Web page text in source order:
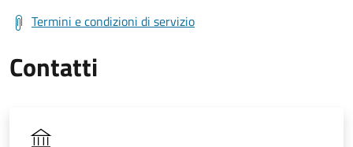
Termini e condizioni di servizio
Contatti